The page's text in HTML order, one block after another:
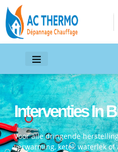
Interventies In
Voor alle dringende
verwarming, ketel, waterlek